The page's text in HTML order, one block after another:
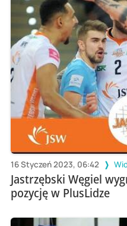
16 Styczeń 2023, 06:42
Jastrzębski Węgiel
pozycję w PlusLidze